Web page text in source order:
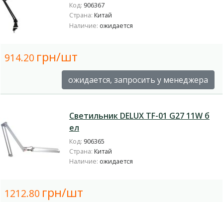
Код: 906367
Страна: Китай
Наличие: ожидается
914.20 грн/шт
ожидается, запросить у менеджера
Светильник DELUX TF-01 G27 11W б
ел
Код: 906365
Страна: Китай
Наличие: ожидается
1212.80 грн/шт